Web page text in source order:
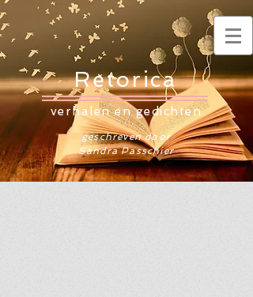
Retorica
verhalen en gedichten
geschreven door
Sandra Passchier